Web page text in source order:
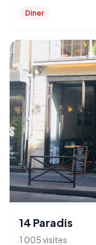
Diner
14 Paradis
1 005 visites